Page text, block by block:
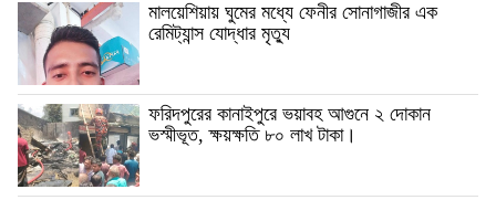
মালয়েশিয়ায় ঘুমের মধ্যে ফেনীর সোনাগাজীর এক
রেমিট্যান্স যোদ্ধার মৃত্যু
ফরিদপুরের কানাইপুরে ভয়াবহ আগুনে ২ দোকান
ভস্মীভূত, ক্ষয়ক্ষতি ৮০ লাখ টাকা।